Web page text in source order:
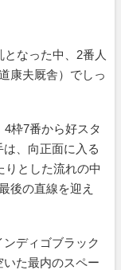
なった中、2番人
康夫厩舎）でしっ
枠7番から好スタ
、向正面に入る
りとした流れの中
後の直線を迎え
ディゴブラック
た最内のスペー